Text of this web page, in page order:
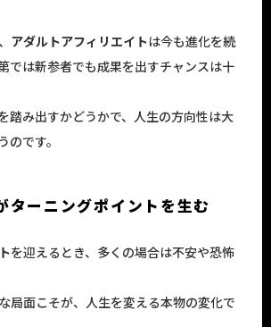
アダルトアフィリエイトは今も進化を続
では新参者でも成果を出すチャンスは十
踏み出すかどうかで、人生の方向性は大
のです。
ターニングポイントを生む
を迎えるとき、多くの場合は不安や恐怖
局面こそが、人生を変える本物の変化で